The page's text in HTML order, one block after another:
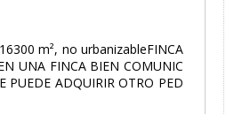
m², no urbanizableFINCA
UNA FINCA BIEN COMUNIC
PUEDE ADQUIRIR OTRO PED